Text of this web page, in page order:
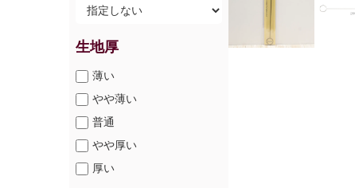
生地厚
薄い
やや薄い
普通
やや厚い
厚い